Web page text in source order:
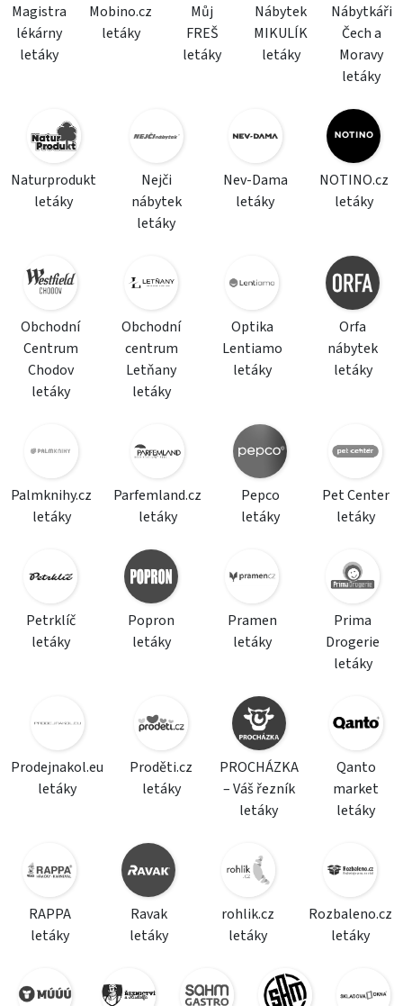
Magistra
lékárny
letáky
Mobino.cz
letáky
Můj
FREŠ
letáky
Nábytek
MIKULÍK
letáky
Nábytkáři
Čech a
Moravy
letáky
Naturprodukt
letáky
Nejči
nábytek
letáky
Nev-Dama
letáky
NOTINO.cz
letáky
Obchodní
Centrum
Chodov
letáky
Obchodní
centrum
Letňany
letáky
Optika
Lentiamo
letáky
Orfa
nábytek
letáky
Palmknihy.cz
letáky
Parfemland.cz
letáky
Pepco
letáky
Pet Center
letáky
Petrklíč
letáky
Popron
letáky
Pramen
letáky
Prima
Drogerie
letáky
Prodejnakol.eu
letáky
Proděti.cz
letáky
PROCHÁZKA
– Váš řezník
letáky
Qanto
market
letáky
RAPPA
letáky
Ravak
letáky
rohlik.cz
letáky
Rozbaleno.cz
letáky